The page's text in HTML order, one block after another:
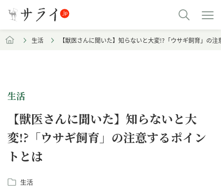
生活 【獣医さんに聞いた】知らないと大変!?「ウサギ飼育」の
生活
【獣医さんに聞いた】知らないと大
変!?「ウサギ飼育」の注意するポイン
トとは
生活